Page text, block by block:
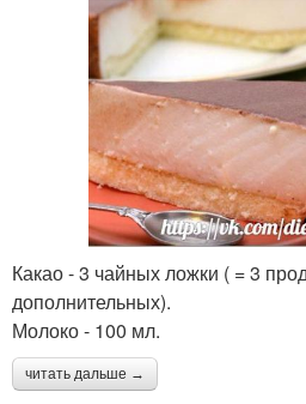
Какао - 3 чайных ложки ( = 3
дополнительных).
Молоко - 100 мл.
читать дальше →